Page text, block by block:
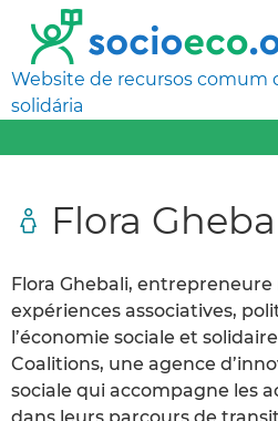
Website de recursos comum
solidária
Flora
Flora Ghebali,
expériences associatives,
l’économie sociale et
Coalitions, une agence
sociale qui accompagne les
dans leurs parcours de